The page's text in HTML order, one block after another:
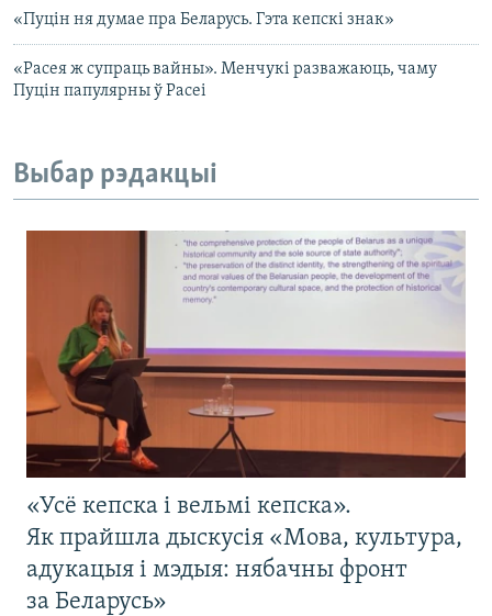
«Пуцін ня думае пра Беларусь. Гэта кепскі знак»
«Расея ж супраць вайны». Менчукі разважаюць, чаму
Пуцін папулярны ў Расеі
Выбар рэдакцыі
«Усё кепска і вельмі кепска».
Як прайшла дыскусія «Мова, культура,
адукацыя і мэдыя: нябачны фронт
за Беларусь»